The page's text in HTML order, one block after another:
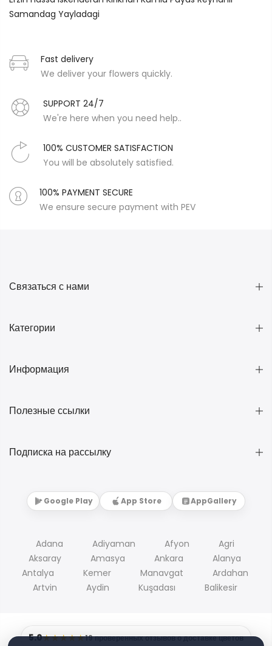
Samandag Yayladagi
Fast delivery
We deliver your flowers quickly.
SUPPORT 24/7
We're here when you need help..
100% CUSTOMER SATISFACTION
You will be absolutely satisfied.
100% PAYMENT SECURE
We ensure secure payment with PEV
Связаться с нами
Категории
Информация
Полезные ссылки
Подписка на рассылку
Google Play App Store AppGallery
Adana Adiyaman Afyon
Agri
Aksaray
Amasya Ankara
Alanya
Antalya
Kemer Manavgat
Ardahan
Artvin
Aydin Kuşadası Balikesir
5.0★★★★★19 проверенных отзывов о доставке цветов